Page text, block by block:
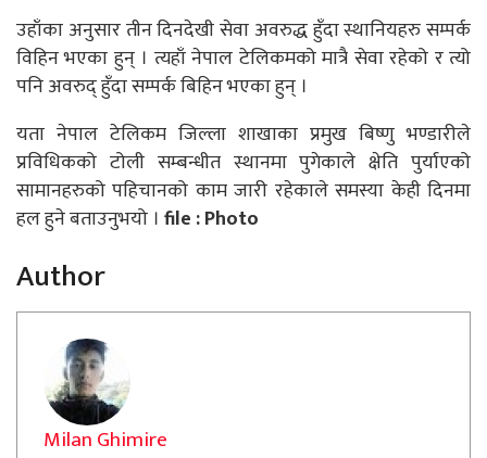
उहाँका अनुसार तीन दिनदेखी सेवा अवरुद्ध हुँदा स्थानियहरु सम्पर्क
विहिन भएका हुन् । त्यहाँ नेपाल टेलिकमको मात्रै सेवा रहेको र त्यो
पनि अवरुद् हुँदा सम्पर्क बिहिन भएका हुन् ।
यता नेपाल टेलिकम जिल्ला शाखाका प्रमुख बिष्णु भण्डारीले
प्रविधिकको टोली सम्बन्धीत स्थानमा पुगेकाले क्षेति पुर्याएको
सामानहरुको पहिचानको काम जारी रहेकाले समस्या केही दिनमा
हल हुने बताउनुभयो । file : Photo
Author
Milan Ghimire